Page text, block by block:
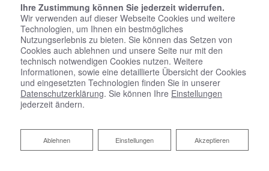
Ihre Zustimmung können Sie jederzeit widerrufen.
Wir verwenden auf dieser Webseite Cookies und weitere
Technologien, um Ihnen ein bestmögliches
Nutzungserlebnis zu bieten. Sie können das Setzen von
Cookies auch ablehnen und unsere Seite nur mit den
technisch notwendigen Cookies nutzen. Weitere
Informationen, sowie eine detaillierte Übersicht der Cookies
und eingesetzten Technologien finden Sie in unserer
Datenschutzerklärung. Sie können Ihre Einstellungen
jederzeit ändern.
Akzeptieren
Einstellungen
Ablehnen
Ablehnen